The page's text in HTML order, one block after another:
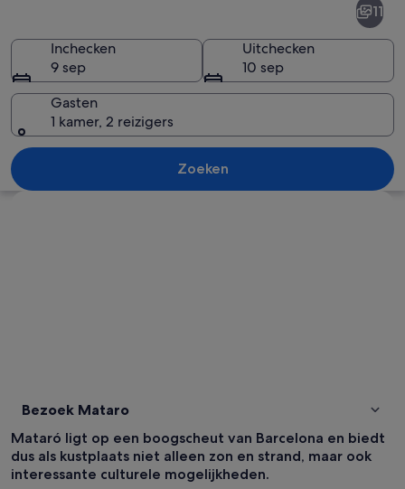
Een kustplaats met kleurrijke
11
Inchecken
9 sep
Uitchecken
10 sep
Gasten
1 kamer, 2 reizigers
Zoeken
Bezoek Mataro
Mataró ligt op een boogscheut van Barcelona en biedt
dus als kustplaats niet alleen zon en strand, maar ook
interessante culturele mogelijkheden.